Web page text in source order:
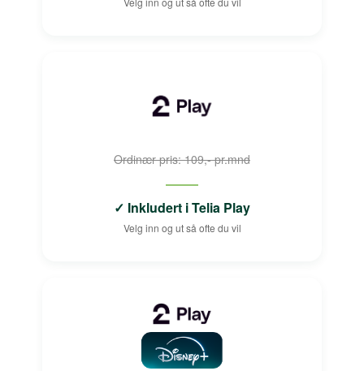
Ordinær pris: 109,- pr.mnd
✓ Inkludert i Telia Play
Velg inn og ut så ofte du vil